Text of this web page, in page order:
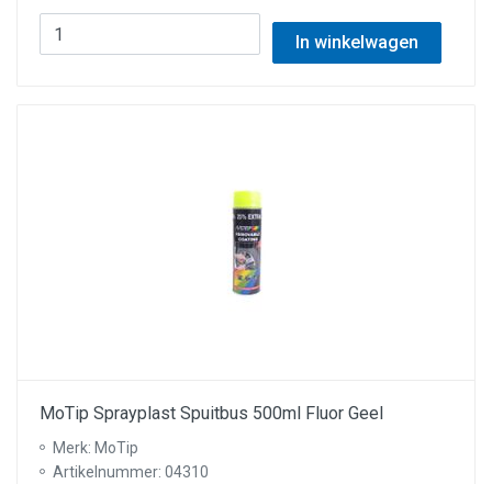
In winkelwagen
MoTip Sprayplast Spuitbus 500ml Fluor Geel
Merk: MoTip
Artikelnummer: 04310